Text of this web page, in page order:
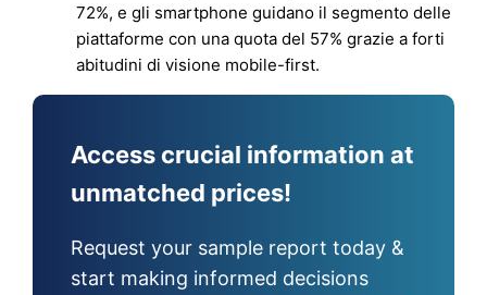
72%, e gli smartphone guidano il segmento delle
piattaforme con una quota del 57% grazie a forti
abitudini di visione mobile-first.
Access crucial information at
unmatched prices!
Request your sample report today &
start making informed decisions